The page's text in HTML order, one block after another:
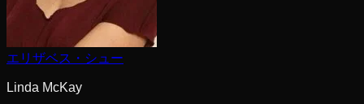
エリザベス・シュー
Linda McKay